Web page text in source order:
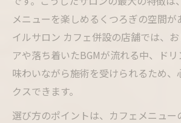
メニューを楽しめるくつろぎの空間が
イルサロン カフェ併設の店舗では、
アや落ち着いたBGMが流れる中、ド
味わいながら施術を受けられるため、
クスできます。
選び方のポイントは、カフェメニュー